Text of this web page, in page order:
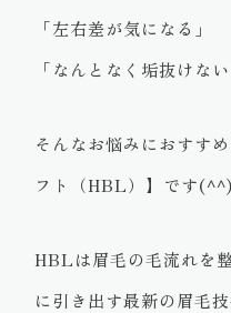
「左右差が気になる」
「なんとなく垢抜けない
そんなお悩みにおすす
フト（HBL）】です(^^)
HBLは眉毛の毛流れを
に引き出す最新の眉毛技